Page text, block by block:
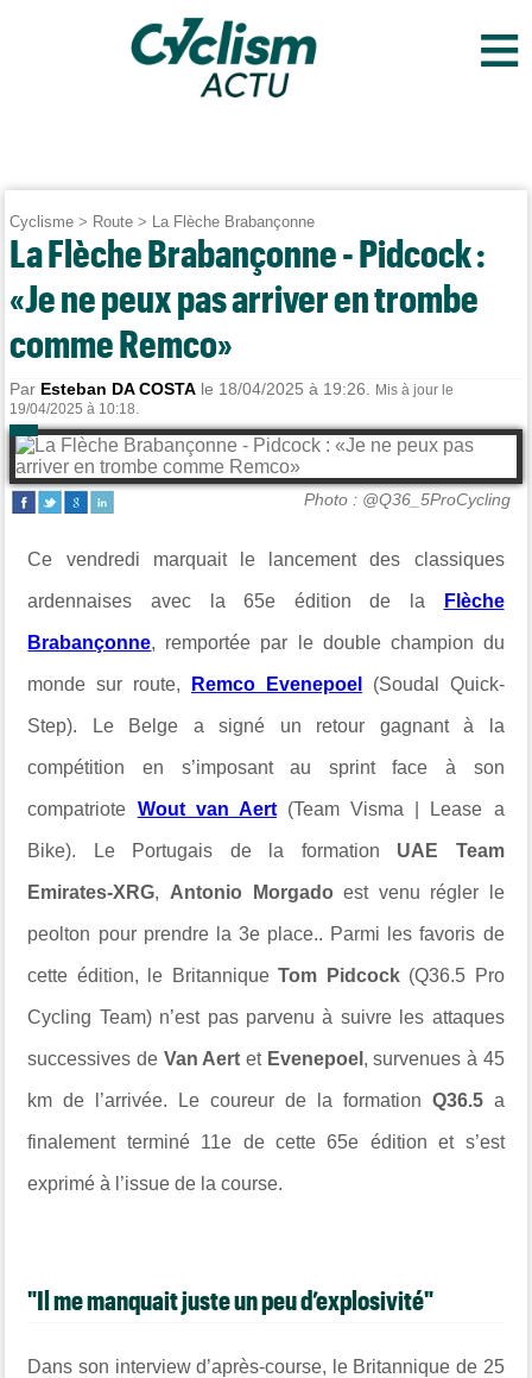
≡
Cyclisme > Route > La Flèche Brabançonne
La Flèche Brabançonne - Pidcock :
«Je ne peux pas arriver en trombe
comme Remco»
Par Esteban DA COSTA le 18/04/2025 à 19:26.
Mis à jour le
19/04/2025 à 10:18.
Photo : @Q36_5ProCycling
Ce vendredi marquait le lancement des classiques
ardennaises avec la 65e édition de la Flèche
Brabançonne, remportée par le double champion du
monde sur route, Remco Evenepoel (Soudal Quick-
Step). Le Belge a signé un retour gagnant à la
compétition en s’imposant au sprint face à son
compatriote Wout van Aert(Team Visma | Lease a
Bike). Le Portugais de la formation UAE Team
Emirates-XRG, Antonio Morgado est venu régler le
peolton pour prendre la 3e place.. Parmi les favoris de
cette édition, le BritanniqueTom Pidcock(Q36.5 Pro
Cycling Team) n’est pas parvenu à suivre les attaques
successives de Van Aert et Evenepoel , survenues à 45
km de l’arrivée. Le coureur de la formation Q36.5a
finalement terminé 11e de cette 65e édition et s’est
exprimé à l’issue de la course.
"Il me manquait juste un peu d’explosivité"
Dans son interview d’après-course, le Britannique de 25